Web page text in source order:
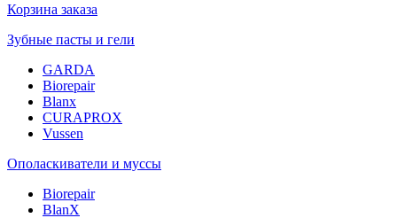
Корзина заказа
Зубные пасты и гели
GARDA
Biorepair
Blanx
CURAPROX
Vussen
Ополаскиватели и муссы
Biorepair
BlanX